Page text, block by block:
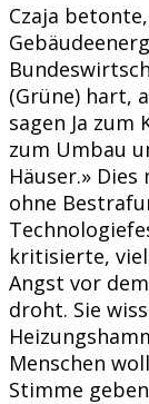
Czaja
(Grüne) hart,
sagen Ja zum
zum Umbau
Häuser.»
ohne
kritisierte,
Angst vor
droht. Sie
Menschen
Stimme